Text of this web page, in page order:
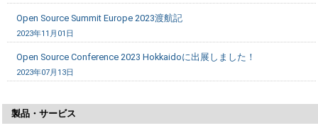
Open Source Summit Europe 2023渡航記
2023年11月01日
Open Source Conference 2023 Hokkaidoに出展しました！
2023年07月13日
製品・サービス